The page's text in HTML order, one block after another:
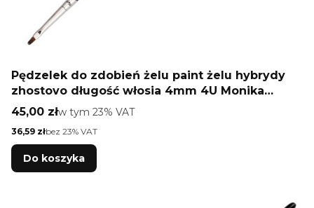
Pędzelek do zdobień żelu paint żelu hybrydy
zhostovo długość włosia 4mm 4U Monika
Mielniczuk
Cena brutto
45,00 złw tym %s VAT
w tym 23% VAT
Cena netto
36,59 złbez 23% VAT
Do koszyka